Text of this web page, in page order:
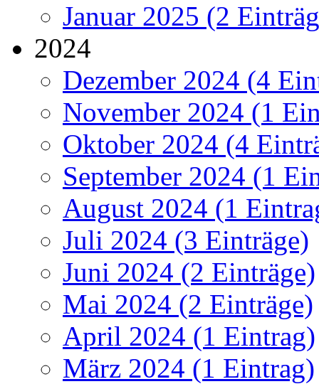
Januar 2025 (2
2024
Dezember 2024 (4
November 2024 (1
Oktober 2024 (4
September 2024 (1
August 2024 (1
Juli 2024 (3 Einträge)
Juni 2024 (2 Einträge)
Mai 2024 (2 Einträge)
April 2024 (1 Eintrag)
März 2024 (1 Eintrag)